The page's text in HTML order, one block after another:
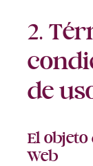
2.
de
El objeto
Web